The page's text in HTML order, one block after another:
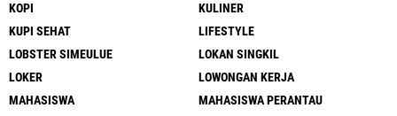
KOPI
KULINER
KUPI SEHAT
LIFESTYLE
LOBSTER SIMEULUE
LOKAN SINGKIL
LOKER
LOWONGAN KERJA
MAHASISWA
MAHASISWA PERANTAU